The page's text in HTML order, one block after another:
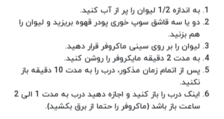
به اندازه 1/2 لیوان را پر از آب کنید.
دو یا سه قاشق سوپ خوری پودر قهوه بریزید و لیوان را
هم بزنید.
لیوان را بر روی سینی ماکروفر قرار دهید.
به مدت 2 دقیقه مایکروفر را روشن کنید.
پس از اتمام زمان مذکور، درب را به مدت 10 دقیقه باز
نکنید.
اینک درب را باز کنید و اجازه دهید درب به مدت 1 الی 2
ساعت باز باشد (ماکروفر را حتما از برق بکشید).